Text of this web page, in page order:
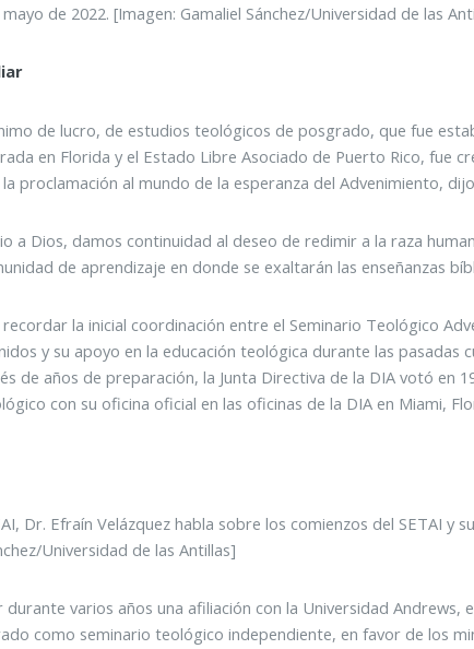
de 2022. [Imagen: Gamaliel Sánchez/Universidad de las
de lucro, de estudios teológicos de posgrado, que fue
en Florida y el Estado Libre Asociado de Puerto Rico, fue
proclamación al mundo de la esperanza del Advenimiento,
a Dios, damos continuidad al deseo de redimir a la raza
de aprendizaje en donde se exaltarán las enseñanzas
recordar la inicial coordinación entre el Seminario Teológico
y su apoyo en la educación teológica durante las
de años de preparación, la Junta Directiva de la DIA votó en
con su oficina oficial en las oficinas de la DIA en Miami,
Dr. Efraín Velázquez habla sobre los comienzos del SETAI y
Universidad de las Antillas]
durante varios años una afiliación con la Universidad Andrews,
como seminario teológico independiente, en favor de los